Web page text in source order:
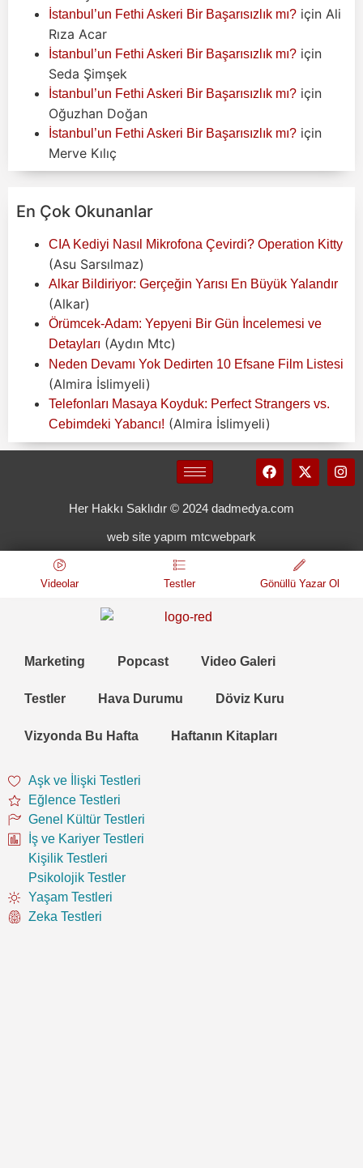
İstanbul’un Fethi Askeri Bir Başarısızlık mı? için Ali
Rıza Acar
İstanbul’un Fethi Askeri Bir Başarısızlık mı? için
Seda Şimşek
İstanbul’un Fethi Askeri Bir Başarısızlık mı? için
Oğuzhan Doğan
İstanbul’un Fethi Askeri Bir Başarısızlık mı? için
Merve Kılıç
En Çok Okunanlar
CIA Kediyi Nasıl Mikrofona Çevirdi? Operation Kitty
(Asu Sarsılmaz)
Alkar Bildiriyor: Gerçeğin Yarısı En Büyük Yalandır
(Alkar)
Örümcek-Adam: Yepyeni Bir Gün İncelemesi ve
Detayları (Aydın Mtc)
Neden Devamı Yok Dedirten 10 Efsane Film Listesi
(Almira İslimyeli)
Telefonları Masaya Koyduk: Perfect Strangers vs.
Cebimdeki Yabancı! (Almira İslimyeli)
Her Hakkı Saklıdır © 2024 dadmedya.com
web site yapım mtcwebpark
Videolar Testler Gönüllü Yazar Ol
Marketing Popcast Video Galeri
Testler Hava Durumu Döviz Kuru
Vizyonda Bu Hafta Haftanın Kitapları
Aşk ve İlişki Testleri
Eğlence Testleri
Genel Kültür Testleri
İş ve Kariyer Testleri
Kişilik Testleri
Psikolojik Testler
Yaşam Testleri
Zeka Testleri